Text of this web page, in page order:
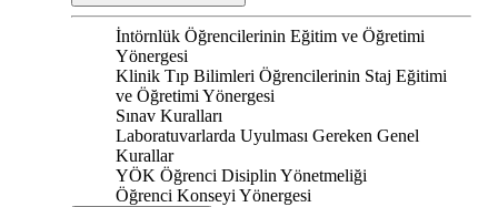
İntörnlük Öğrencilerinin Eğitim ve Öğretimi
Yönergesi
Klinik Tıp Bilimleri Öğrencilerinin Staj Eğitimi
ve Öğretimi Yönergesi
Sınav Kuralları
Laboratuvarlarda Uyulması Gereken Genel
Kurallar
YÖK Öğrenci Disiplin Yönetmeliği
Öğrenci Konseyi Yönergesi